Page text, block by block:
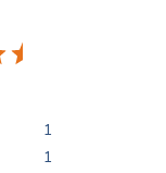
1
1